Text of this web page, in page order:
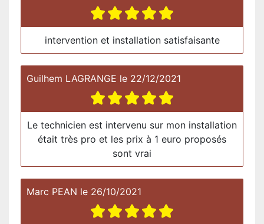
intervention et installation satisfaisante
Guilhem LAGRANGE le 22/12/2021
Le technicien est intervenu sur mon installation
était très pro et les prix à 1 euro proposés
sont vrai
Marc PEAN le 26/10/2021